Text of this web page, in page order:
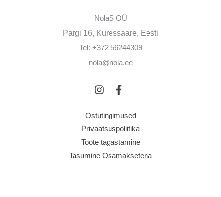
NolaS OÜ
Pargi 16, Kuressaare, Eesti
Tel: +372 56244309
nola@nola.ee
Ostutingimused
Privaatsuspoliitika
Toote tagastamine
Tasumine Osamaksetena